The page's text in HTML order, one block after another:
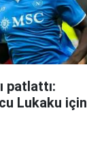
patlattı:
Lukaku için